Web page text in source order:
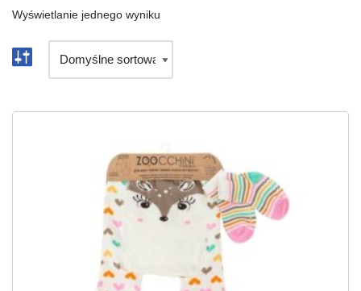
Wyświetlanie jednego wyniku